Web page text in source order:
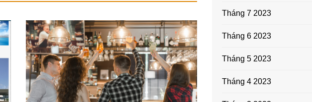
Tháng 7 2023
Tháng 6 2023
Tháng 5 2023
Tháng 4 2023